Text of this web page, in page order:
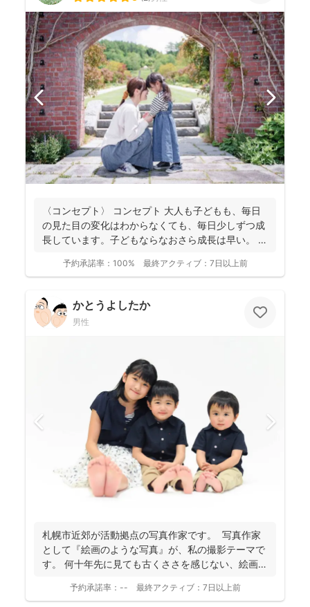
〈コンセプト〉 コンセプト 大人も子どもも、毎日
の見た目の変化はわからなくても、毎日少しずつ成
長しています。子どもならなおさら成長は早い。
予約承諾率： 100% 最終アクティブ： 7日以上前
かとうよしたか
男性
札幌市近郊が活動拠点の写真作家です。 写真作家
として『絵画のような写真』が、私の撮影テーマで
す。 何十年先に見ても古くささを感じない、絵画の
予約承諾率： -- 最終アクティブ： 7日以上前